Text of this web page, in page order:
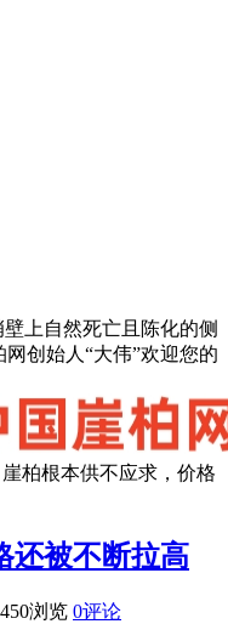
上自然死亡且陈化的侧
创始人“大伟”欢迎您的
崖柏根本供不应求，价格
还被不断拉高
浏览 0评论